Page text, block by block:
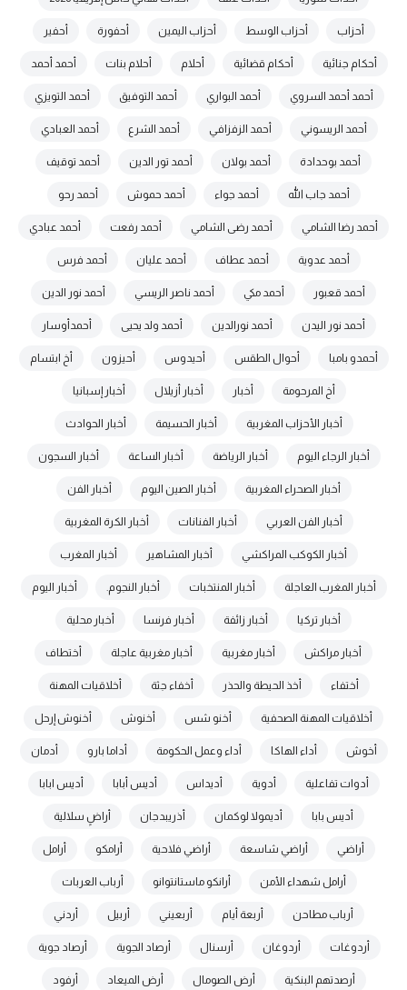
أحزاب أحزاب الوسط أحزاب اليمين أحفورة أحفير
أحكام جنائية أحكام قضائية أحلام أحلام بنات أحمد أحمد
أحمد أحمد السروي أحمد البواري أحمد التوفيق أحمد التويزي
أحمد الريسوني أحمد الزفزافي أحمد الشرع أحمد العبادي
أحمد بوحدادة أحمد بولان أحمد تور الدين أحمد توقيف
أحمد جاب الله أحمد جواء أحمد حموش أحمد رحو
أحمد رضا الشامي أحمد رضى الشامي أحمد رفعت أحمد عبادي
أحمد عدوية أحمد عطاف أحمد عليان أحمد فرس
أحمد قعبور أحمد مكي أحمد ناصر الريسي أحمد نور الدين
أحمد نور اليدن أحمد نورالدين أحمد ولد يحيى أحمدأوسار
أحمدو بامبا أحوال الطقس أحيدوس أحيزون أخ ابتسام
أخ المرحومة أخبار أخبار أزيلال أخبار إسبانيا
أخبار الأحزاب المغربية أخبار الحسيمة أخبار الحوادث
أخبار الرجاء اليوم أخبار الرياضة أخبار الساعة أخبار السجون
أخبار الصحراء المغربية أخبار الصين اليوم أخبار الفن
أخبار الفن العربي أخبار الفنانات أخبار الكرة المغربية
أخبار الكوكب المراكشي أخبار المشاهير أخبار المغرب
أخبار المغرب العاجلة أخبار المنتخبات أخبار النجوم. أخبار اليوم
أخبار تركيا أخبار زائفة أخبار فرنسا أخبار محلية
أخبار مراكش أخبار مغربية أخبار مغربية عاجلة أختطاف
أختفاء أخذ الحيطة والحذر أخفاء جثة أخلاقيات المهنة
أخلاقيات المهنة الصحفية أخنو شس أخنوش أخنوش إرحل
أخوش أداء الهاكا أداء وعمل الحكومة أداما بارو أدمان
أدوات تفاعلية أدوية أديداس أديس أبابا أديس ابابا
أديس بابا أديمولا لوكمان أذريبدجان أراضٍ سلالية
أراضي أراضي شاسعة أراضي فلاحية أرامكو أرامل
أرامل شهداء الأمن أرانكو ماستانتوانو أرباب العربات
أرباب مطاحن أربعة أيام أربعيني أربيل أردني
أردوغات أردوغان أرسنال أرصاد الجوية أرصاد جوية
أرصدتهم البنكية أرض الصومال أرض الميعاد أرفود